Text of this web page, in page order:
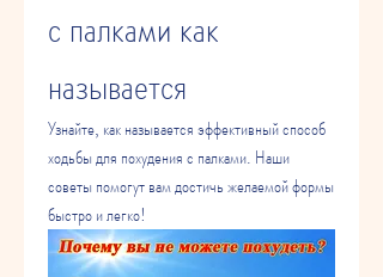
с палками как
называется
Узнайте, как называется эффективный способ
ходьбы для похудения с палками. Наши
советы помогут вам достичь желаемой формы
быстро и легко!